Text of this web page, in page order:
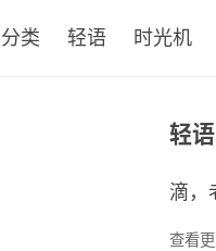
分类 轻语 时光机
轻语
滴，
查看